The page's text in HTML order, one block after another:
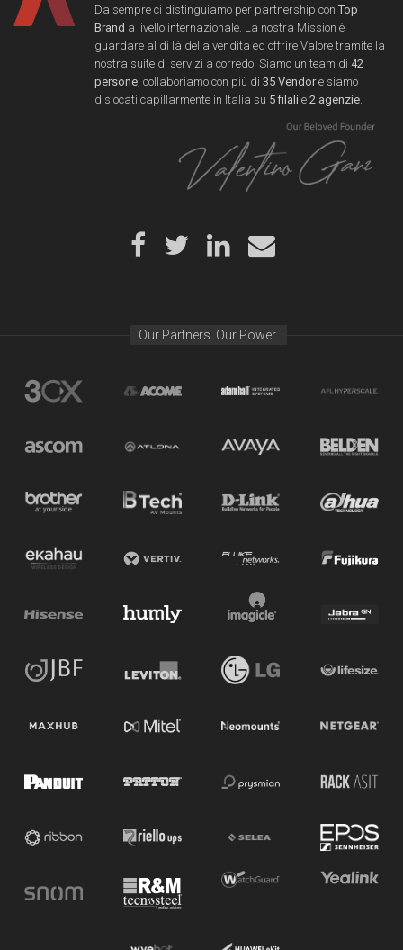
Da sempre ci distinguiamo per partnership con Top
Brand a livello internazionale. La nostra Mission è
guardare al di là della vendita ed offrire Valore tramite la
nostra suite di servizi a corredo. Siamo un team di 42
persone, collaboriamo con più di 35 Vendore siamo
dislocati capillarmente in Italia su 5 filali e 2 agenzie.